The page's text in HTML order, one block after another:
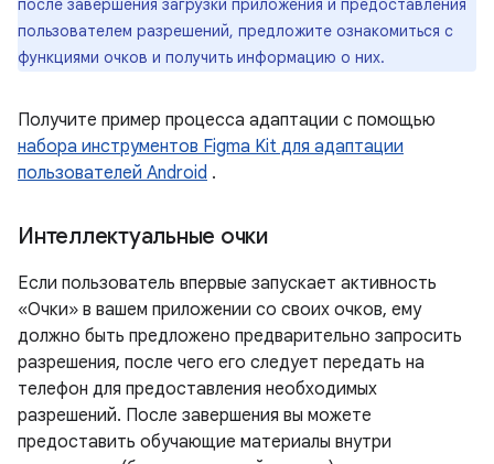
после завершения загрузки приложения и предоставления
пользователем разрешений, предложите ознакомиться с
функциями очков и получить информацию о них.
Получите пример процесса адаптации с помощью
набора инструментов Figma Kit для адаптации
пользователей Android .
Интеллектуальные очки
Если пользователь впервые запускает активность
«Очки» в вашем приложении со своих очков, ему
должно быть предложено предварительно запросить
разрешения, после чего его следует передать на
телефон для предоставления необходимых
разрешений. После завершения вы можете
предоставить обучающие материалы внутри